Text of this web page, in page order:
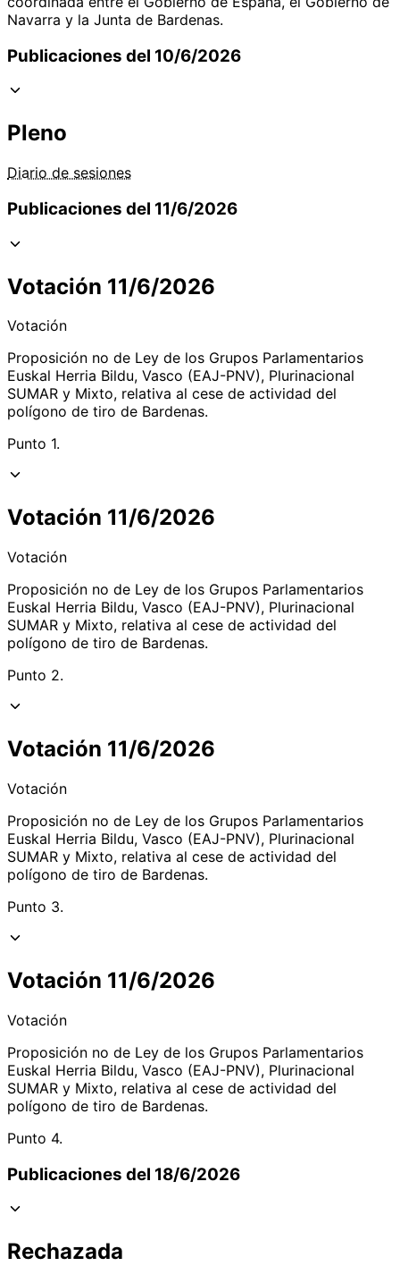
Navarra y la Junta de Bardenas.
Publicaciones del 10/6/2026
Pleno
Diario de sesiones
Publicaciones del 11/6/2026
Votación 11/6/2026
Votación
Proposición no de Ley de los Grupos Parlamentarios
Euskal Herria Bildu, Vasco (EAJ-PNV), Plurinacional
SUMAR y Mixto, relativa al cese de actividad del
polígono de tiro de Bardenas.
Punto 1.
Votación 11/6/2026
Votación
Proposición no de Ley de los Grupos Parlamentarios
Euskal Herria Bildu, Vasco (EAJ-PNV), Plurinacional
SUMAR y Mixto, relativa al cese de actividad del
polígono de tiro de Bardenas.
Punto 2.
Votación 11/6/2026
Votación
Proposición no de Ley de los Grupos Parlamentarios
Euskal Herria Bildu, Vasco (EAJ-PNV), Plurinacional
SUMAR y Mixto, relativa al cese de actividad del
polígono de tiro de Bardenas.
Punto 3.
Votación 11/6/2026
Votación
Proposición no de Ley de los Grupos Parlamentarios
Euskal Herria Bildu, Vasco (EAJ-PNV), Plurinacional
SUMAR y Mixto, relativa al cese de actividad del
polígono de tiro de Bardenas.
Punto 4.
Publicaciones del 18/6/2026
Rechazada